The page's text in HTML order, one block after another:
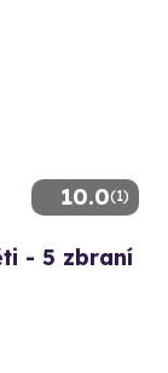
10.0(1)
- 5 zbraní